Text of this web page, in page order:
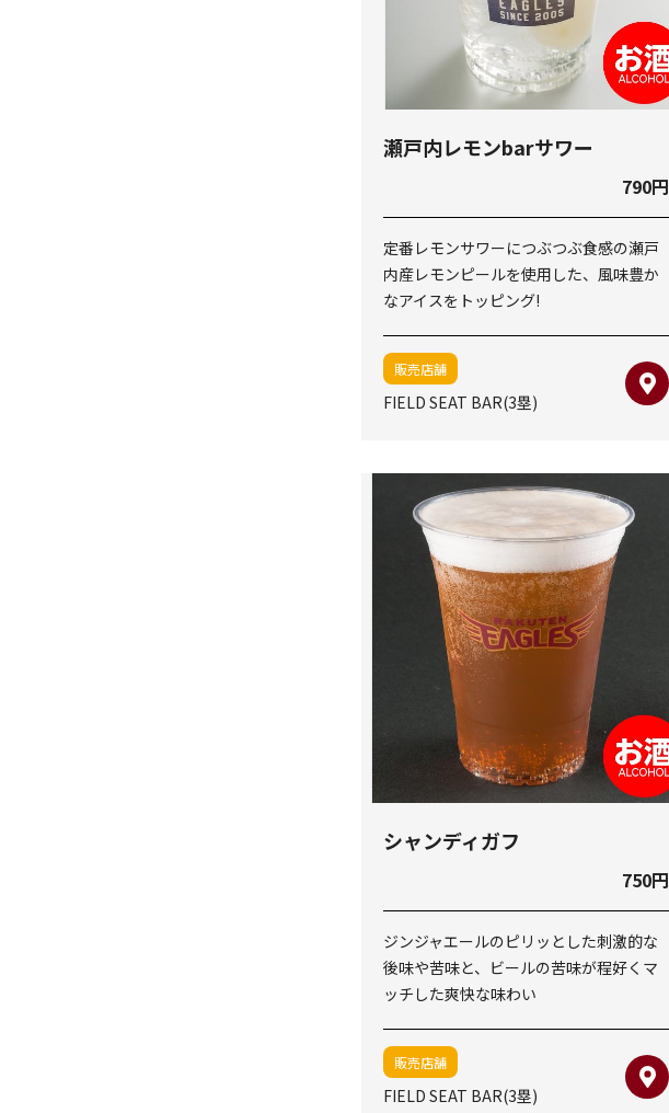
瀬戸内レモンbarサワー
790円
定番レモンサワーにつぶつぶ食感の瀬戸
内産レモンピールを使用した、風味豊か
なアイスをトッピング!
販売店舗
FIELD SEAT BAR(3塁)
シャンディガフ
750円
ジンジャエールのピリッとした刺激的な
後味や苦味と、ビールの苦味が程好くマ
ッチした爽快な味わい
販売店舗
FIELD SEAT BAR(3塁)